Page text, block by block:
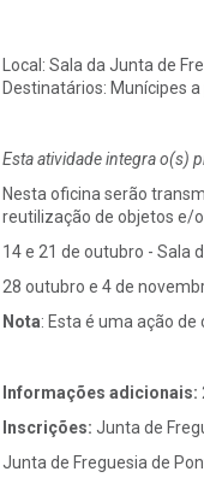
Local: Sala da Junta de
Destinatários: Munícipes
Esta atividade integra o(s)
Nesta oficina serão
reutilização de objetos e/
14 e 21 de outubro - Sala
28 outubro e 4 de
Nota: Esta é uma ação de
Informações adicionais:
Inscrições: Junta de
Junta de Freguesia de